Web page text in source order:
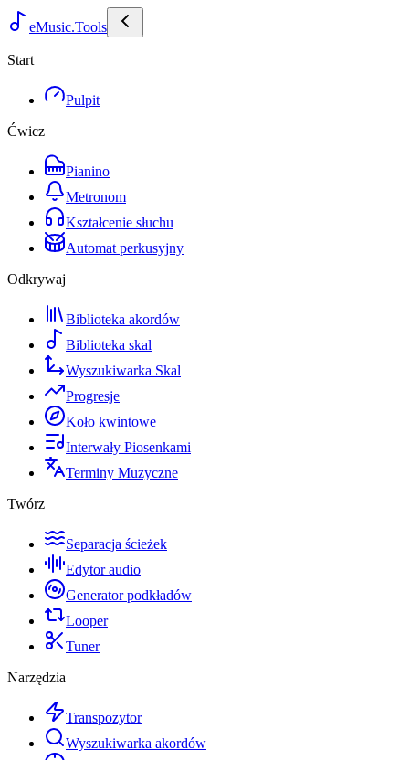
eMusic.Tools
Start
Pulpit
Ćwicz
Pianino
Metronom
Kształcenie słuchu
Automat perkusyjny
Odkrywaj
Biblioteka akordów
Biblioteka skal
Wyszukiwarka Skal
Progresje
Koło kwintowe
Interwały Piosenkami
Terminy Muzyczne
Twórz
Separacja ścieżek
Edytor audio
Generator podkładów
Looper
Tuner
Narzędzia
Transpozytor
Wyszukiwarka akordów